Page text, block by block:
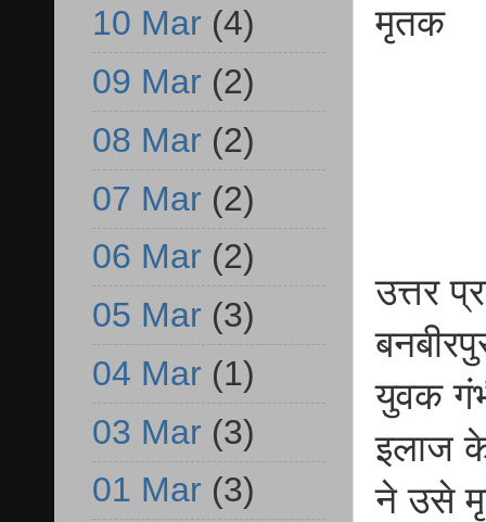
मृतक
उत्तर
युवक
इलाज
ने उसे
10 Mar (4)
09 Mar (2)
08 Mar (2)
07 Mar (2)
06 Mar (2)
05 Mar (3)
04 Mar (1)
03 Mar (3)
01 Mar (3)